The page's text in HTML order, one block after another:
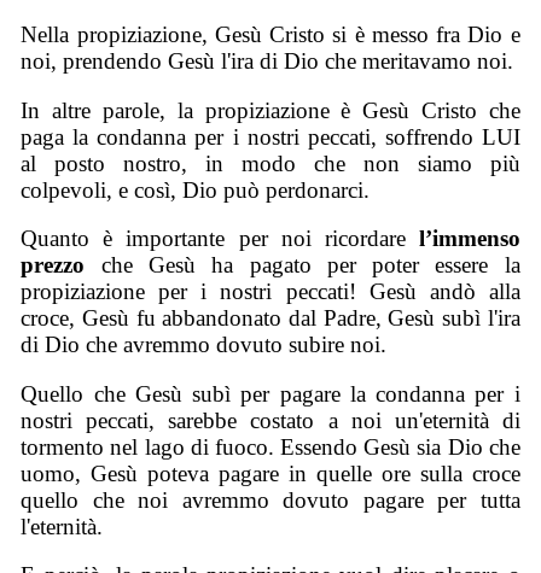
Nella propiziazione, Gesù Cristo si è messo fra Dio e
noi, prendendo Gesù l'ira di Dio che meritavamo noi.
In altre parole, la propiziazione è Gesù Cristo che
paga la condanna per i nostri peccati, soffrendo LUI
al posto nostro, in modo che non siamo più
colpevoli, e così, Dio può perdonarci.
Quanto è importante per noi ricordare l’immenso
prezzo che Gesù ha pagato per poter essere la
propiziazione per i nostri peccati! Gesù andò alla
croce, Gesù fu abbandonato dal Padre, Gesù subì l'ira
di Dio che avremmo dovuto subire noi.
Quello che Gesù subì per pagare la condanna per i
nostri peccati, sarebbe costato a noi un'eternità di
tormento nel lago di fuoco. Essendo Gesù sia Dio che
uomo, Gesù poteva pagare in quelle ore sulla croce
quello che noi avremmo dovuto pagare per tutta
l'eternità.